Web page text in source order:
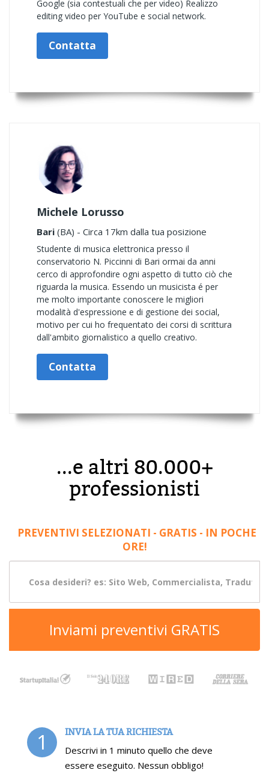
Google (sia contestuali che per video) Realizzo
editing video per YouTube e social network.
Contatta
Michele Lorusso
Bari (BA) - Circa 17km dalla tua posizione
Studente di musica elettronica presso il
conservatorio N. Piccinni di Bari ormai da anni
cerco di approfondire ogni aspetto di tutto ciò che
riguarda la musica. Essendo un musicista é per
me molto importante conoscere le migliori
modalità d'espressione e di gestione dei social,
motivo per cui ho frequentato dei corsi di scrittura
dall'ambito giornalistico a quello creativo.
Contatta
...e altri 80.000+
professionisti
PREVENTIVI SELEZIONATI - GRATIS - IN POCHE
ORE!
Inviami preventivi GRATIS
1 INVIA LA TUA RICHIESTA
Descrivi in 1 minuto quello che deve
essere eseguito. Nessun obbligo!